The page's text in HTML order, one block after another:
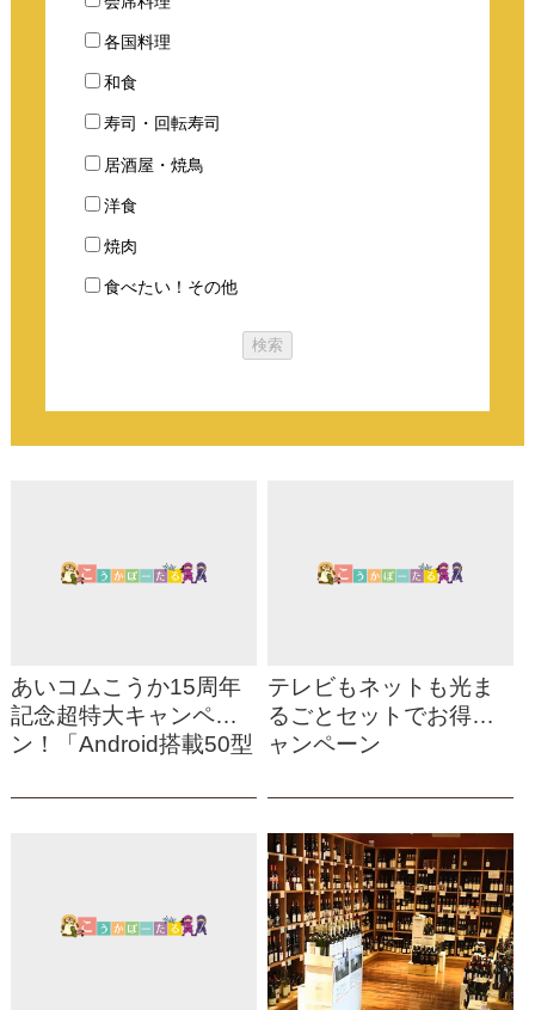
各国料理
和食
寿司・回転寿司
居酒屋・焼鳥
洋食
焼肉
食べたい！その他
あいコムこうか15周年
記念超特大キャンペー
ン！「Android搭載50型
ント」
テレビもネットも光ま
るごとセットでお得キ
ャンペーン